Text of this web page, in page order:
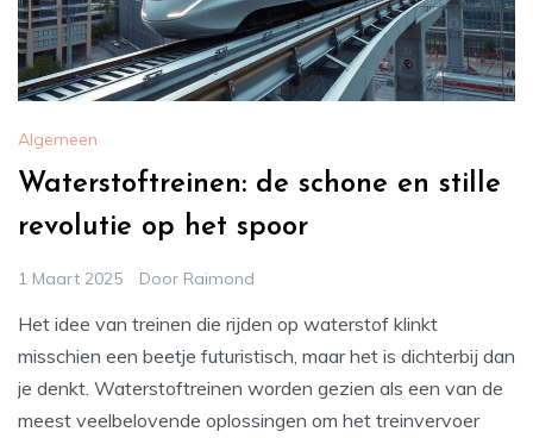
Algemeen
Waterstoftreinen: de schone en stille
revolutie op het spoor
1 Maart 2025 Door Raimond
Het idee van treinen die rijden op waterstof klinkt
misschien een beetje futuristisch, maar het is dichterbij dan
je denkt. Waterstoftreinen worden gezien als een van de
meest veelbelovende oplossingen om het treinvervoer